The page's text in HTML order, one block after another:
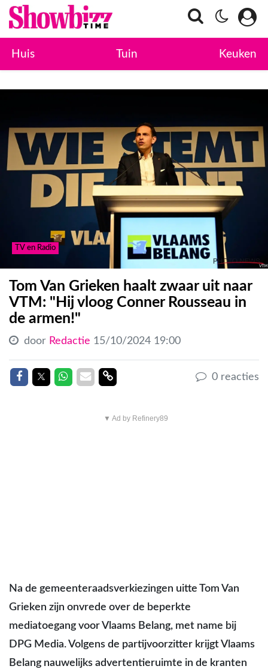
Huis Tuin Keuken
TV en Radio
Tom Van Grieken haalt zwaar uit naar
VTM: "Hij vloog Conner Rousseau in
de armen!"
door Redactie 15/10/2024 19:00
Delen op Facebook
Delen op Twitter
Delen op Whatsapp
Delen via Mail
Delen link 0 reacties
▼ Ad by Refinery89
Na de gemeenteraadsverkiezingen uitte Tom Van
Grieken zijn onvrede over de beperkte
mediatoegang voor Vlaams Belang, met name bij
DPG Media. Volgens de partijvoorzitter krijgt Vlaams
Belang nauwelijks advertentieruimte in de kranten